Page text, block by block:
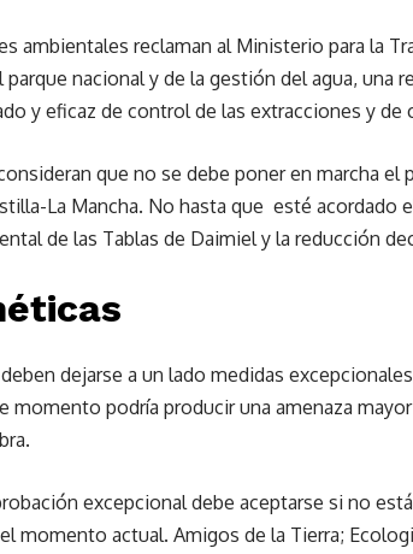
ambientales reclaman al Ministerio para la
nacional y de la gestión del agua, una
y eficaz de control de las extracciones y de
que no se debe poner en marcha el
La Mancha. No hasta que esté acordado
de las Tablas de Daimiel y la reducción
dejarse a un lado medidas
momento podría producir una amenaza
excepcional debe aceptarse si no
momento actual. Amigos de la Tierra;